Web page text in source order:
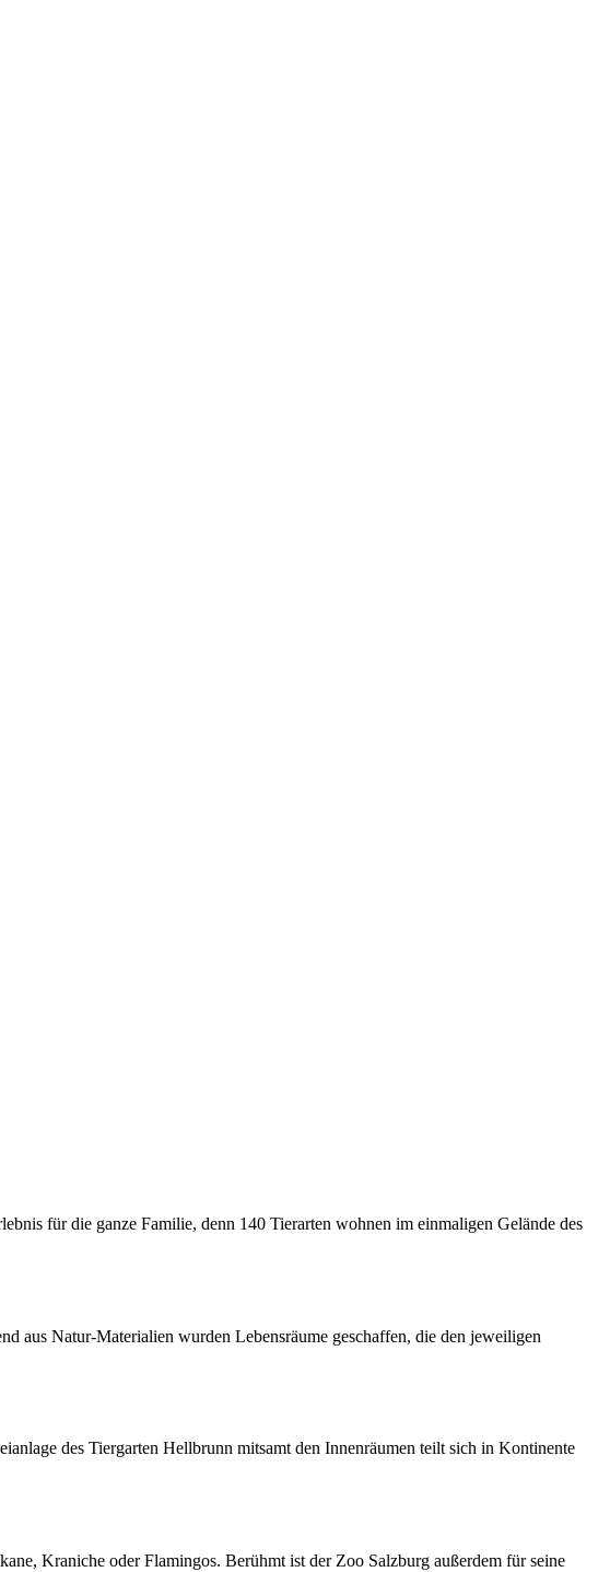
für die ganze Familie, denn 140 Tierarten wohnen im einmaligen Gelände des
aus Natur-Materialien wurden Lebensräume geschaffen, die den jeweiligen
des Tiergarten Hellbrunn mitsamt den Innenräumen teilt sich in Kontinente
Kraniche oder Flamingos. Berühmt ist der Zoo Salzburg außerdem für seine